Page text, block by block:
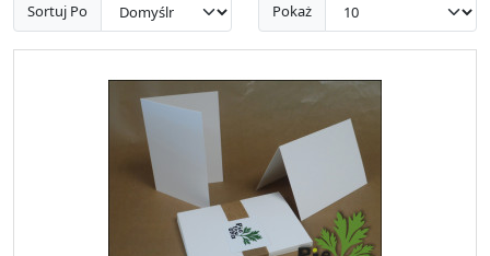
Sortuj Po Pokaż